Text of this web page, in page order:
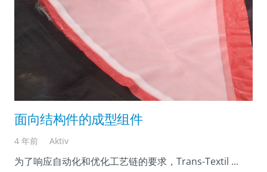
面向结构件的成型组件
4 年前 Aktiv
为了响应自动化和优化工艺链的要求，Trans-Textil ...